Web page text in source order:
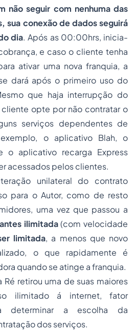
não seguir com nenhuma das
sua conexão de dados seguirá
dia. Após as 00:00hrs, inicia-
e caso o cliente tenha
ativar uma nova franquia, a
dará após o primeiro uso do
que haja interrupção do
opte por não contratar o
serviços dependentes de
o aplicativo Blah, o
o aplicativo recarga Express
acessados pelos clientes.
unilateral do contrato
para o Autor, como de resto
uma vez que passou a
antes ilimitada(com velocidade
limitada, a menos que novo
o que rapidamente é
quando se atinge a franquia.
retirou uma de suas maiores
ilimitado á internet, fator
determinar a escolha da
dos serviços.